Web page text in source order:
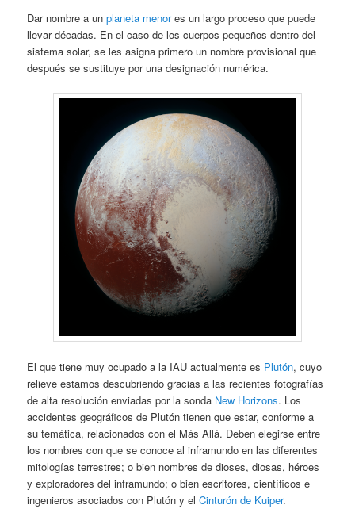
Dar nombre a unplaneta menores un largo proceso que puede
llevar décadas. En el caso de los cuerpos pequeños dentro del
sistema solar, se les asigna primero un nombre provisional que
después se sustituye por una designación numérica.
El que tiene muy ocupado a la IAU actualmente es Plutón, cuyo
relieve estamos descubriendo gracias a las recientes fotografías
de alta resolución enviadas por la sonda New Horizons. Los
accidentes geográficos de Plutón tienen que estar, conforme a
su temática, relacionados con el Más Allá. Deben elegirse entre
los nombres con que se conoce al inframundo en las diferentes
mitologías terrestres; o bien nombres de dioses, diosas, héroes
y exploradores del inframundo; o bien escritores, científicos e
ingenieros asociados con Plutón y elCinturón de Kuiper.